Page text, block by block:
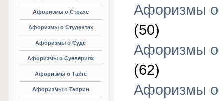
Афоризмы о Страхе
Афоризмы о Студентах
Афоризмы о Суде
Афоризмы о Суевериях
Афоризмы о Такте
Афоризмы о Теории
Афоризмы о
(50)
Афоризмы о
(62)
Афоризмы о